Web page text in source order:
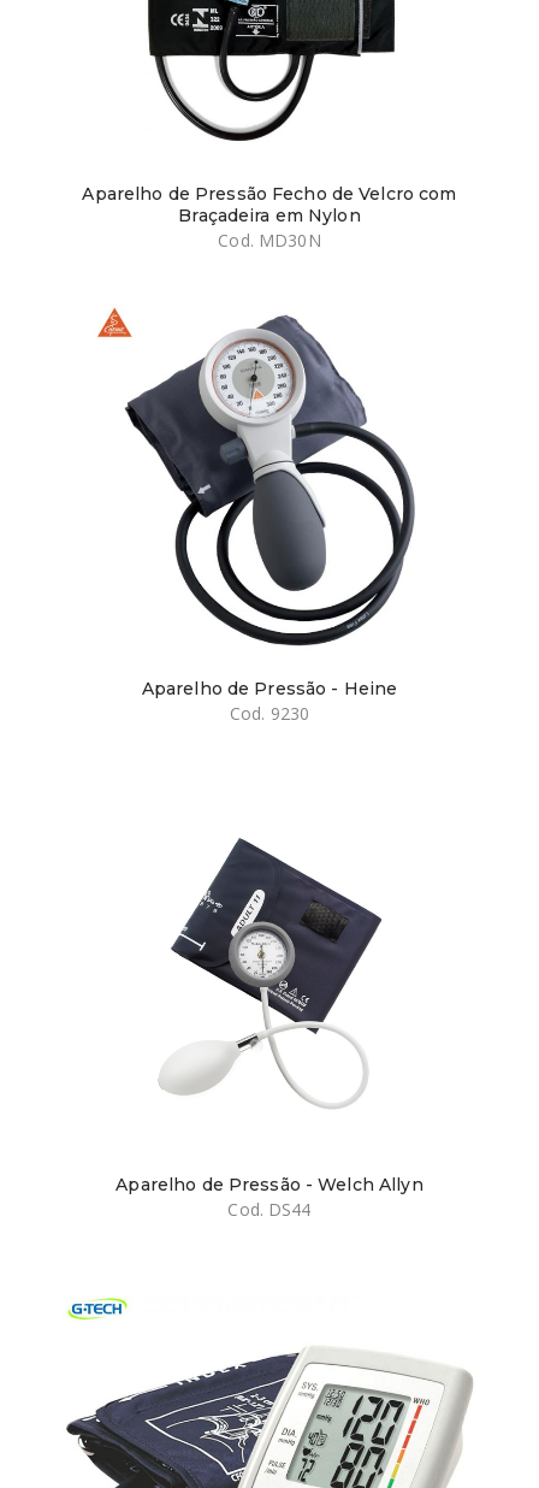
Aparelho de Pressão Fecho de Velcro com
Braçadeira em Nylon
Cod. MD30N
Aparelho de Pressão - Heine
Cod. 9230
Aparelho de Pressão - Welch Allyn
Cod. DS44